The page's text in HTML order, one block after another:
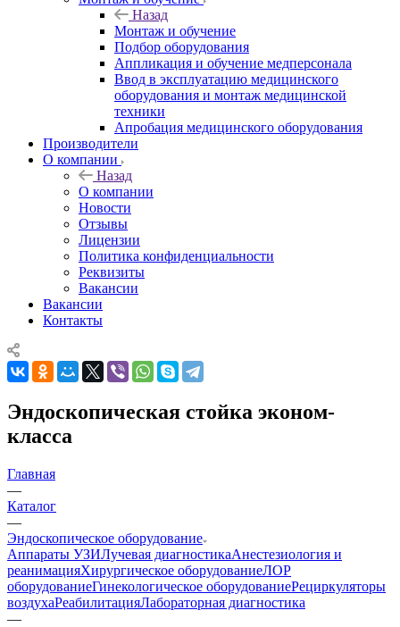
Назад
Монтаж и обучение
Подбор оборудования
Аппликация и обучение медперсонала
Ввод в эксплуатацию медицинского
оборудования и монтаж медицинской
техники
Апробация медицинского оборудования
Производители
О компании
Назад
О компании
Новости
Отзывы
Лицензии
Политика конфиденциальности
Реквизиты
Вакансии
Вакансии
Контакты
Эндоскопическая стойка эконом-
класса
Главная
—
Каталог
—
Эндоскопическое оборудование
Аппараты УЗИЛучевая диагностикаАнестезиология и
реанимацияХирургическое оборудованиеЛОР
оборудованиеГинекологическое оборудованиеРециркуляторы
воздухаРеабилитацияЛабораторная диагностика
—